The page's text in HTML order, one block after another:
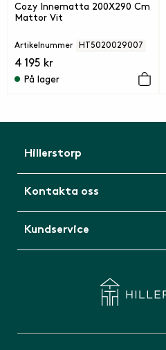
Cozy Innematta 200X290 Cm
Mattor Vit
Artikelnummer HT5020029007
4 195 kr
På lager
Hillerstorp
Kontakta oss
Kundservice